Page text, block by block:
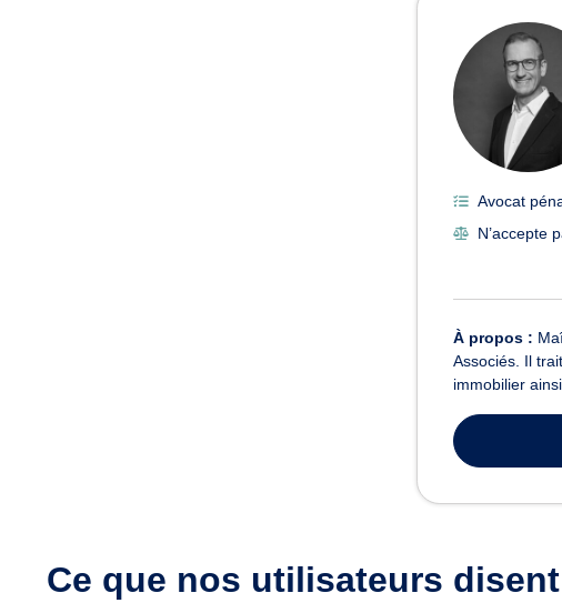
Avocat
N’accepte
À propos :
Associés. Il
immobilier
Ce que nos utilisateurs